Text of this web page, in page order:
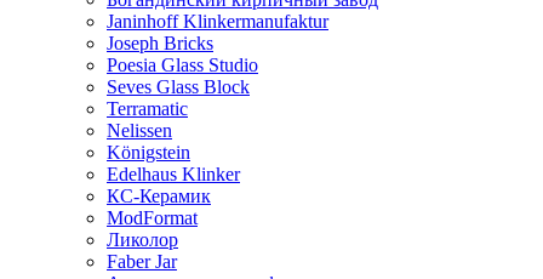
Janinhoff Klinkermanufaktur
Joseph Bricks
Poesia Glass Studio
Seves Glass Block
Terramatic
Nelissen
Königstein
Edelhaus Klinker
КС-Керамик
ModFormat
Ликолор
Faber Jar